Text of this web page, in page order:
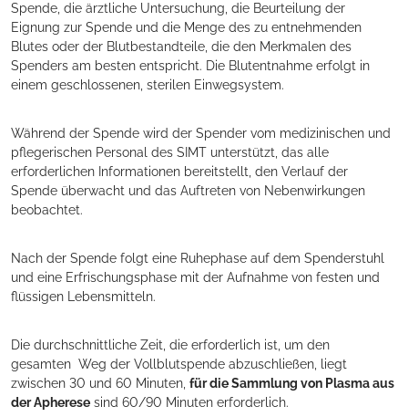
Spende, die ärztliche Untersuchung, die Beurteilung der
Eignung zur Spende und die Menge des zu entnehmenden
Blutes oder der Blutbestandteile, die den Merkmalen des
Spenders am besten entspricht. Die Blutentnahme erfolgt in
einem geschlossenen, sterilen Einwegsystem.
Während der Spende wird der Spender vom medizinischen und
pflegerischen Personal des SIMT unterstützt, das alle
erforderlichen Informationen bereitstellt, den Verlauf der
Spende überwacht und das Auftreten von Nebenwirkungen
beobachtet.
Nach der Spende folgt eine Ruhephase auf dem Spenderstuhl
und eine Erfrischungsphase mit der Aufnahme von festen und
flüssigen Lebensmitteln.
Die durchschnittliche Zeit, die erforderlich ist, um den
gesamten Weg der Vollblutspende abzuschließen, liegt
zwischen 30 und 60 Minuten, für die Sammlung von Plasma aus
der Apherese sind 60/90 Minuten erforderlich.